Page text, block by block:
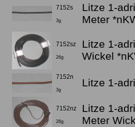
7152s
3g
Litze 1-
Meter
7152sz
26g
Litze 1-
Wickel
7152n
3g
Litze 1-
7152nz
26g
Litze 1-
Meter